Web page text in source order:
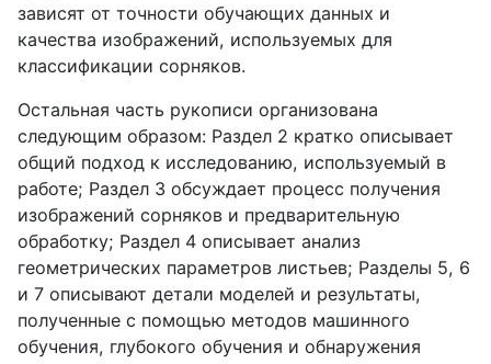
зависят от точности обучающих данных и
качества изображений, используемых для
классификации сорняков.
Остальная часть рукописи организована
следующим образом: Раздел 2 кратко описывает
общий подход к исследованию, используемый в
работе; Раздел 3 обсуждает процесс получения
изображений сорняков и предварительную
обработку; Раздел 4 описывает анализ
геометрических параметров листьев; Разделы 5, 6
и 7 описывают детали моделей и результаты,
полученные с помощью методов машинного
обучения, глубокого обучения и обнаружения